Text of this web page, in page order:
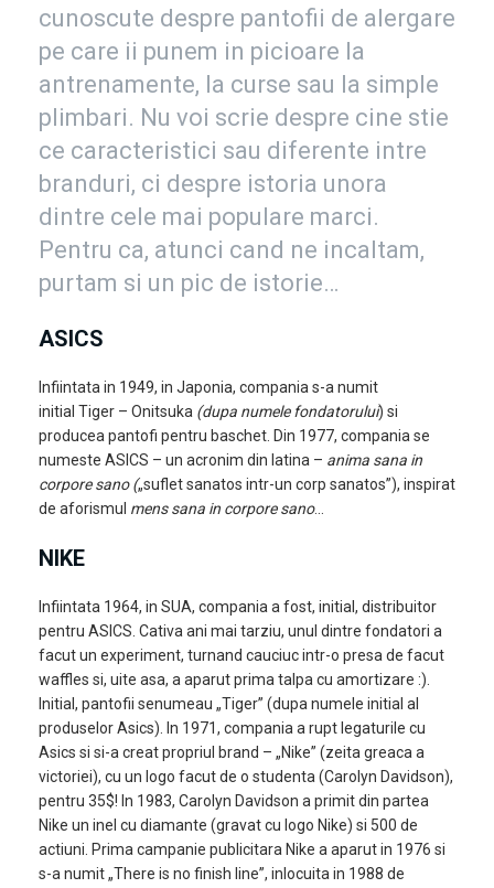
cunoscute despre pantofii de alergare
pe care ii punem in picioare la
antrenamente, la curse sau la simple
plimbari. Nu voi scrie despre cine stie
ce caracteristici sau diferente intre
branduri, ci despre istoria unora
dintre cele mai populare marci.
Pentru ca, atunci cand ne incaltam,
purtam si un pic de istorie…
ASICS
Infiintata in 1949, in Japonia, compania s-a numit
initial Tiger – Onitsuka (dupa numele fondatorului) si
producea pantofi pentru baschet. Din 1977, compania se
numeste ASICS – un acronim din latina – anima sana in
corpore sano („suflet sanatos intr-un corp sanatos”), inspirat
de aforismul mens sana in corpore sano…
NIKE
Infiintata 1964, in SUA, compania a fost, initial, distribuitor
pentru ASICS. Cativa ani mai tarziu, unul dintre fondatori a
facut un experiment, turnand cauciuc intr-o presa de facut
waffles si, uite asa, a aparut prima talpa cu amortizare :).
Initial, pantofii senumeau „Tiger” (dupa numele initial al
produselor Asics). In 1971, compania a rupt legaturile cu
Asics si si-a creat propriul brand – „Nike” (zeita greaca a
victoriei), cu un logo facut de o studenta (Carolyn Davidson),
pentru 35$! In 1983, Carolyn Davidson a primit din partea
Nike un inel cu diamante (gravat cu logo Nike) si 500 de
actiuni. Prima campanie publicitara Nike a aparut in 1976 si
s-a numit „There is no finish line”, inlocuita in 1988 de